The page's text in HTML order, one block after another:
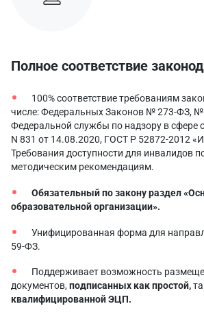
Полное соответствие
100% соответствие требованиям
числе: Федеральных Законов № 273-ФЗ,
Федеральной службы по надзору в сфере
N 831 от 14.08.2020, ГОСТ Р 52872-2012
Требования доступности для инвалидов
методическим рекомендациям.
Обязательный по закону раздел
образовательной организации».
Унифицированная форма для
59-ФЗ.
Поддерживает возможность
документов,подписанных как простой,
квалифицированной ЭЦП.